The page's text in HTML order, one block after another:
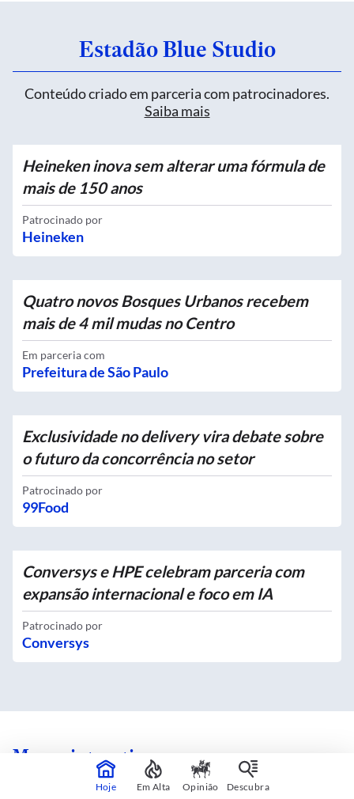
Estadão Blue Studio
Conteúdo criado em parceria com patrocinadores.
Saiba mais
Heineken inova sem alterar uma fórmula de
mais de 150 anos
Patrocinado por
Heineken
Quatro novos Bosques Urbanos recebem
mais de 4 mil mudas no Centro
Em parceria com
Prefeitura de São Paulo
Exclusividade no delivery vira debate sobre
o futuro da concorrência no setor
Patrocinado por
99Food
Conversys e HPE celebram parceria com
expansão internacional e foco em IA
Patrocinado por
Conversys
Mapas interativos
Hoje Em Alta Opinião Descubra